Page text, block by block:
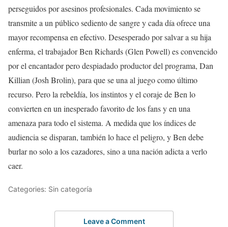
perseguidos por asesinos profesionales. Cada movimiento se
transmite a un público sediento de sangre y cada día ofrece una
mayor recompensa en efectivo. Desesperado por salvar a su hija
enferma, el trabajador Ben Richards (Glen Powell) es convencido
por el encantador pero despiadado productor del programa, Dan
Killian (Josh Brolin), para que se una al juego como último
recurso. Pero la rebeldía, los instintos y el coraje de Ben lo
convierten en un inesperado favorito de los fans y en una
amenaza para todo el sistema. A medida que los índices de
audiencia se disparan, también lo hace el peligro, y Ben debe
burlar no solo a los cazadores, sino a una nación adicta a verlo
caer.
Categories: Sin categoría
Leave a Comment